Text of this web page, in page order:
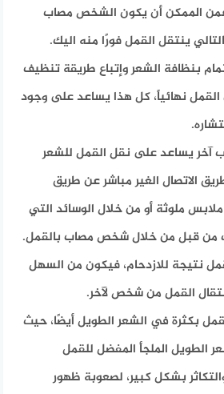
فمن الممكن أن يكون الشخص مصاب
ينتقل القمل فورًا منه اليك.
بنظافة الشعر وإتباع طريقة تنظيف
نهائياً، كل هذا يساعد على وجود
آخر يساعد على نقل القمل للشعر
الاتصال الغير مباشر عن طريق
ملوثة أو من خلال الوسائد التي
من قبل من خلال شخص مصاب بالقمل.
نتيجة للازدحام، فيكون من السهل
القمل من شخص لآخر.
بكثرة في الشعر الطويل أيضًا، حيث
الطويل الملجأ المفضل للقمل
بشكل كبير، لصعوبة ظهور